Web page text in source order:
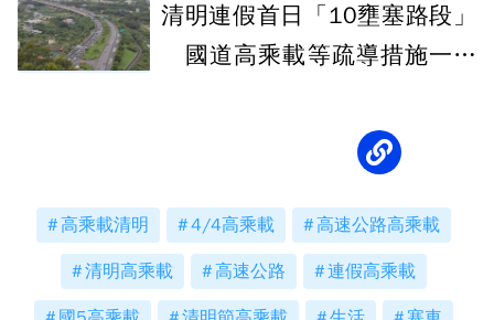
清明連假首日「10壅塞路段」
國道高乘載等疏導措施一次
高乘載清明 4/4高乘載 高速公路高乘載
清明高乘載 高速公路 連假高乘載